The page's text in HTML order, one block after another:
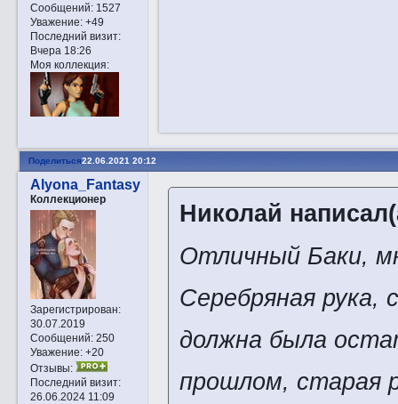
Сообщений:1527
Уважение: +49
Последний визит:
Вчера 18:26
Моя коллекция:
Поделиться22.06.2021 20:12
Alyona_Fantasy
Коллекционер
Зарегистрирован:
30.07.2019
Сообщений:250
Уважение: +20
Отзывы:
Последний визит:
26.06.2024 11:09
Николай
Отличный Баки,
Серебряная рука,
должна была
прошлом, старая